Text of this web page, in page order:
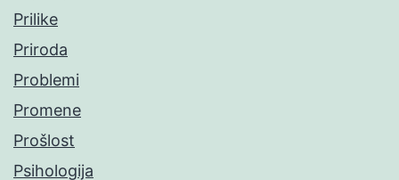
Prilike
Priroda
Problemi
Promene
Prošlost
Psihologija